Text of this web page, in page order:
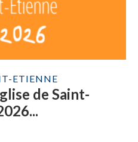
ETIENNE
de Saint-